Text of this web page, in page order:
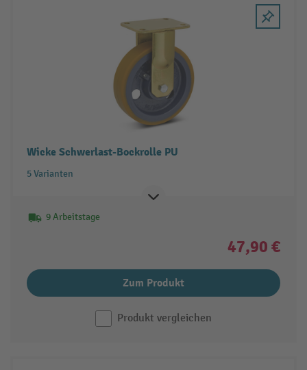
Wicke Schwerlast-Bockrolle PU
5 Varianten
9 Arbeitstage
47,90 €
Zum Produkt
Produkt vergleichen